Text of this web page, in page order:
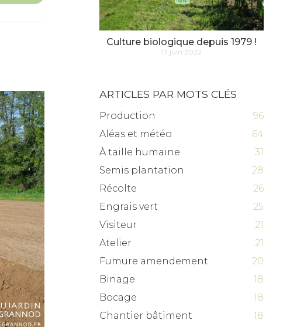
Culture biologique depuis 1979 !
17 juin 2022
ARTICLES PAR MOTS CLÉS
Production
96
Aléas et météo
64
À taille humaine
31
Semis plantation
28
Récolte
26
Engrais vert
25
Visiteur
21
Atelier
21
Fumure amendement
20
Binage
18
Bocage
18
Chantier bâtiment
18